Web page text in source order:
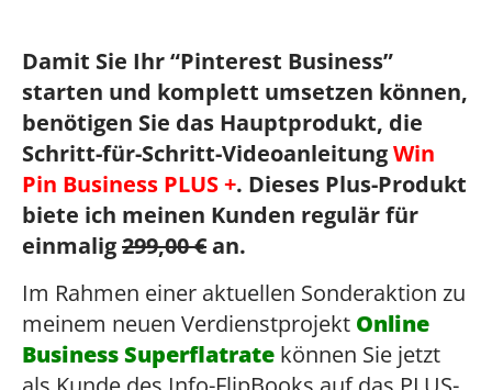
Damit Sie Ihr “Pinterest Business”
starten und komplett umsetzen können,
benötigen Sie das Hauptprodukt, die
Schritt-für-Schritt-VideoanleitungWin
Pin Business PLUS +. Dieses Plus-Produkt
biete ich meinen Kunden regulär für
einmalig299,00 €an.
Im Rahmen einer aktuellen Sonderaktion zu
meinem neuen Verdienstprojekt Online
Business Superflatrate können Sie jetzt